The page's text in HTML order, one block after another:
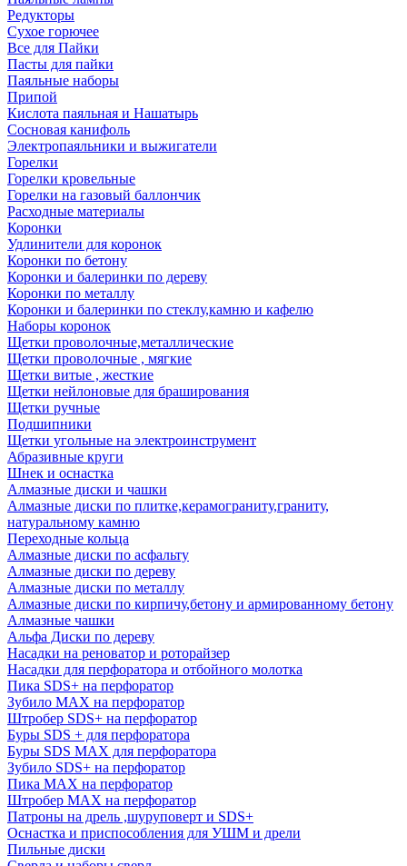
Редукторы
Сухое горючее
Все для Пайки
Пасты для пайки
Паяльные наборы
Припой
Кислота паяльная и Нашатырь
Сосновая канифоль
Электропаяльники и выжигатели
Горелки
Горелки кровельные
Горелки на газовый баллончик
Расходные материалы
Коронки
Удлинители для коронок
Коронки по бетону
Коронки и балеринки по дереву
Коронки по металлу
Коронки и балеринки по стеклу,камню и кафелю
Наборы коронок
Щетки проволочные,металлические
Щетки проволочные , мягкие
Щетки витые , жесткие
Щетки нейлоновые для браширования
Щетки ручные
Подшипники
Щетки угольные на электроинструмент
Абразивные круги
Шнек и оснастка
Алмазные диски и чашки
Алмазные диски по плитке,керамограниту,граниту,
натуральному камню
Переходные кольца
Алмазные диски по асфальту
Алмазные диски по дереву
Алмазные диски по металлу
Алмазные диски по кирпичу,бетону и армированному бетону
Алмазные чашки
Альфа Диски по дереву
Насадки на реноватор и роторайзер
Насадки для перфоратора и отбойного молотка
Пика SDS+ на перфоратор
Зубило MAX на перфоратор
Штробер SDS+ на перфоратор
Буры SDS + для перфоратора
Буры SDS MAX для перфоратора
Зубило SDS+ на перфоратор
Пика MAX на перфоратор
Штробер MAX на перфоратор
Патроны на дрель ,шуруповерт и SDS+
Оснастка и приспособления для УШМ и дрели
Пильные диски